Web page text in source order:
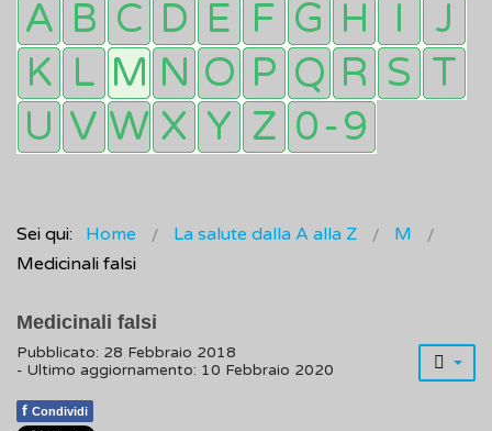
Sei qui: Home La salute dalla A alla Z
M
Medicinali falsi
Medicinali falsi
Pubblicato: 28 Febbraio 2018
- Ultimo aggiornamento: 10 Febbraio 2020
f Condividi